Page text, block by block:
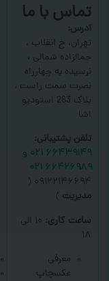
تماس با ما
آدرس:
تهران، خ انقلاب ،
جمالزاده شمالی ،
نرسیده به چهارراه
نصرت سمت راست ،
پلاک 263 استودیو
اشا
تلفن پشتیبانی:
۶۶۴۳۹۱۴۹ ۰۲۱
و
۶۶۴۲۶۹۸۹ ۰۲۱
۰۹۱۲۲۱۴۶۶۹۴ (
مدیریت )
ساعت کاری:
۱۰ الی
۱۸
معرفی
عکسچاپ